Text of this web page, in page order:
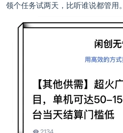
领个任务试两天，比听谁说都管用。